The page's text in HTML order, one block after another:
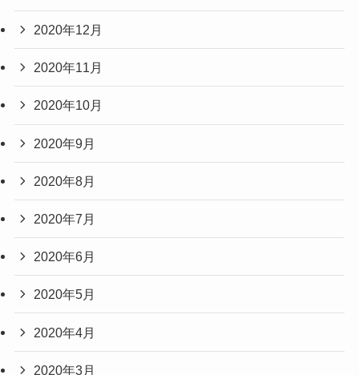
2020年12月
2020年11月
2020年10月
2020年9月
2020年8月
2020年7月
2020年6月
2020年5月
2020年4月
2020年3月